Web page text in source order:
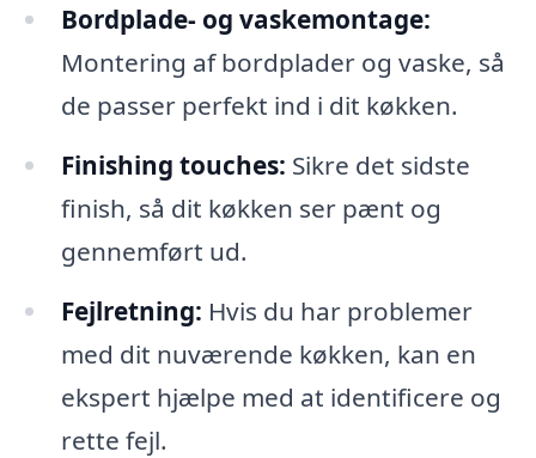
Bordplade- og vaskemontage:
Montering af bordplader og vaske, så
de passer perfekt ind i dit køkken.
Finishing touches: Sikre det sidste
finish, så dit køkken ser pænt og
gennemført ud.
Fejlretning: Hvis du har problemer
med dit nuværende køkken, kan en
ekspert hjælpe med at identificere og
rette fejl.